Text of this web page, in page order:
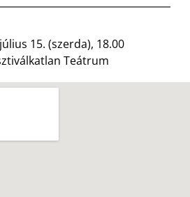
15. (szerda), 18.00
Teátrum